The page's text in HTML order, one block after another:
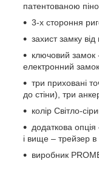
патентованою
3-х стороння
захист замку
ключовий замок
електронний
три приховані
до стіни), три
колір Світло-
додаткова
і вище – трейзер в
виробник